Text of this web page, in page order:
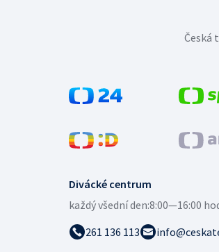
Divácké centrum
každý všední den:8:00—16:00
261 136 113
Česká